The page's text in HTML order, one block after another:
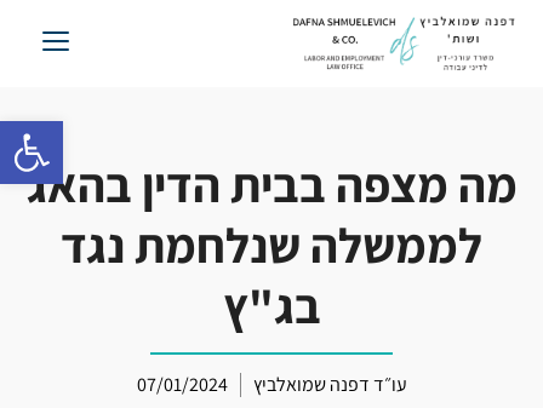
פתח
דלג
מה מצפה בבית הדין בהאג
לממשלה שנלחמת נגד
בג"ץ
עו״ד דפנה שמואלביץ 07/01/2024